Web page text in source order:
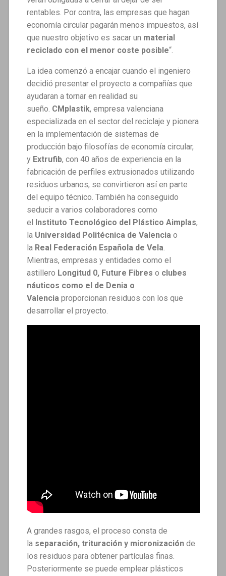
rentables. Por contra, las empresas que hagan
economía circular pagarán menos impuestos, así
que nuestro objetivo es sacar un material
reciclado con el menor coste posible“.
La idea comenzó a encajar cuando el ingeniero
decidió presentar el proyecto a compañías que
ayudaran a tornar en realidad su
sueño. CMplastik, empresa valenciana
especializada en el sector del reciclaje y pionera
en la implementación de sistemas de
producción bajo filosofías de economía circular,
y Extrufib, con 40 años de experiencia en la
fabricación de perfiles extrusionados utilizando
residuos urbanos, se convirtieron así en parte
del equipo técnico. También ha conseguido
seducir a varios colaboradores como
el Instituto Tecnológico del Plástico Aimplas,
la Universidad Politécnica de Valenciao
la Real Federación Española de Vela.
Mientras, empresas y entidades como el
astillero Longitud 0, Future Fibres o clubes
náuticos como el de Denia o
Valenciaproporcionan residuos con los que
desarrollar el proyecto.
A grandes rasgos, el proceso consta de
la separación, trituración y micronizaciónde
los residuos para obtener partículas finas.
Posteriormente se puede emplear plásticos